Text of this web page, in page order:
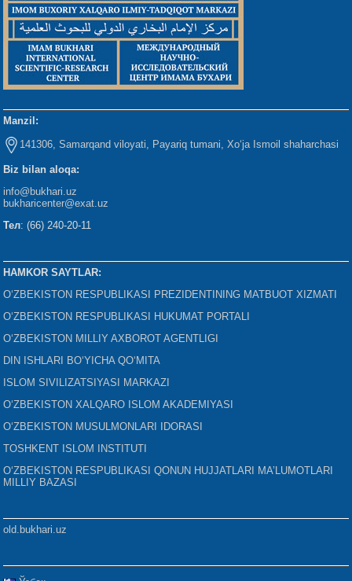
Manzil:
141306, Samarqand viloyati, Payariq tumani, Xo‘ja Ismoil shaharchasi
Biz bilan aloqa:
info@bukhari.uz
bukharicenter@exat.uz
Тел: (66) 240-20-11
HAMKOR SAYTLAR:
O‘ZBEKISTON RESPUBLIKASI PREZIDENTINING MATBUOT XIZMATI
O‘ZBEKISTON RESPUBLIKASI HUKUMAT PORTALI
O‘ZBEKISTON MILLIY AXBOROT AGENTLIGI
DIN ISHLARI BO‘YICHA QO‘MITA
ISLOM SIVILIZATSIYASI MARKAZI
O‘ZBEKISTON XALQARO ISLOM AKADEMIYASI
O‘ZBEKISTON MUSULMONLARI IDORASI
TOSHKENT ISLOM INSTITUTI
O‘ZBEKISTON RESPUBLIKASI QONUN HUJJATLARI MA’LUMOTLARI
MILLIY BAZASI
old.bukhari.uz